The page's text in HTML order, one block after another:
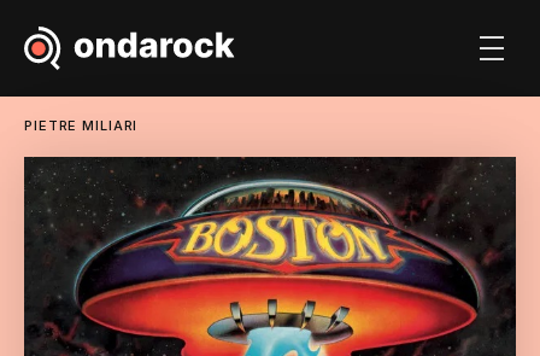
PIETRE MILIARI